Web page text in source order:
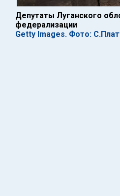
Депутаты Луганского
федерализации
Getty Images. Фото: